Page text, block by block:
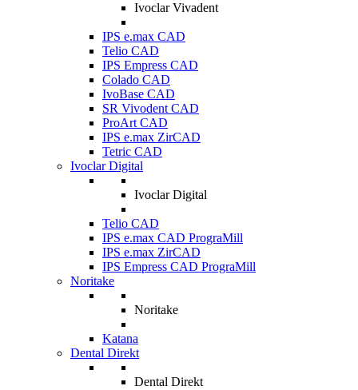
Ivoclar Vivadent
IPS e.max CAD
Telio CAD
IPS Empress CAD
Colado CAD
IvoBase CAD
SR Vivodent CAD
ProArt CAD
IPS e.max ZirCAD
Tetric CAD
Ivoclar Digital
Ivoclar Digital
Telio CAD
IPS e.max CAD PrograMill
IPS e.max ZirCAD
IPS Empress CAD PrograMill
Noritake
Noritake
Katana
Dental Direkt
Dental Direkt